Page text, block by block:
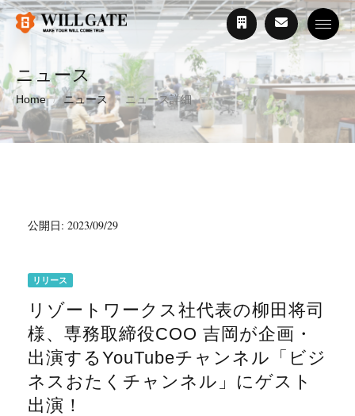
ニュース
Home ニュース ニュース詳細
公開日: 2023/09/29
リリース
リゾートワークス社代表の柳田将司
様、専務取締役COO 吉岡が企画・
出演するYouTubeチャンネル「ビジ
ネスおたくチャンネル」にゲスト
出演！